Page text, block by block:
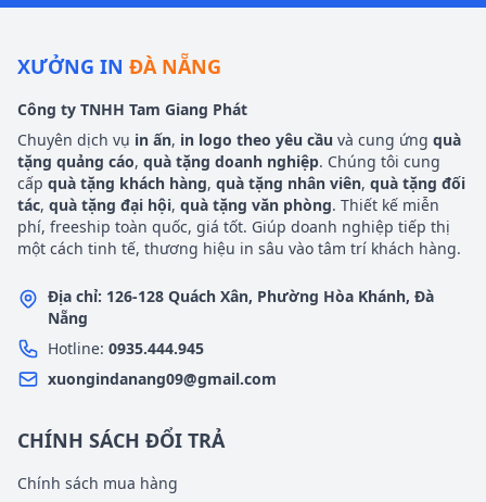
XƯỞNG IN ĐÀ NẴNG
Công ty TNHH Tam Giang Phát
Chuyên dịch vụ in ấn, in logo theo yêu cầu và cung ứng quà
tặng quảng cáo, quà tặng doanh nghiệp. Chúng tôi cung
cấp quà tặng khách hàng, quà tặng nhân viên, quà tặng đối
tác, quà tặng đại hội, quà tặng văn phòng. Thiết kế miễn
phí, freeship toàn quốc, giá tốt. Giúp doanh nghiệp tiếp thị
một cách tinh tế, thương hiệu in sâu vào tâm trí khách hàng.
Địa chỉ: 126-128 Quách Xân, Phường Hòa Khánh, Đà
Nẵng
Hotline: 0935.444.945
xuongindanang09@gmail.com
CHÍNH SÁCH ĐỔI TRẢ
Chính sách mua hàng